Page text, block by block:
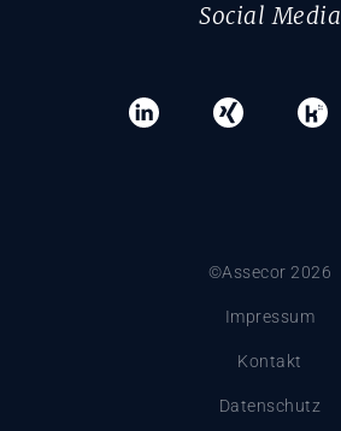
Social Media
©Assecor 2026
Impressum
Kontakt
Datenschutz